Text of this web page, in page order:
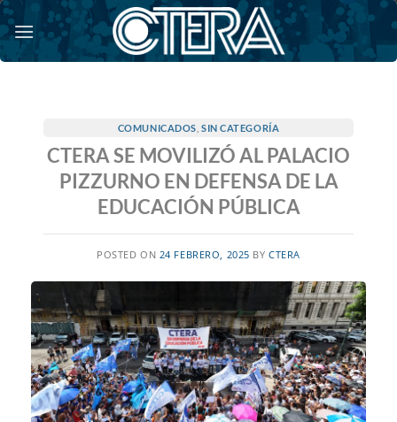
Saltar
al
contenido
COMUNICADOS SIN CATEGORÍA
CTERA SE MOVILIZÓ AL PALACIO
PIZZURNO EN DEFENSA DE LA
EDUCACIÓN PÚBLICA
POSTED ON 24 FEBRERO, 2025 BY CTERA